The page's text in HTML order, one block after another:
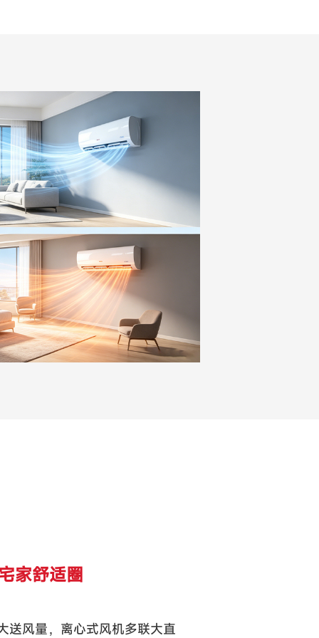
家舒适圈
送风量，离心式风机多联大直